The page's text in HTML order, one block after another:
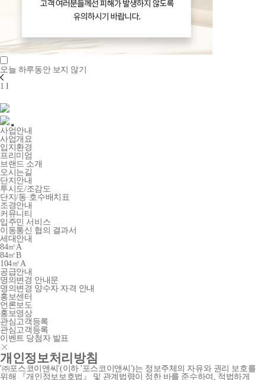
오늘 하루동안 보지 않기
1 I
사업안내
사업개요
입지환경
프리미엄
브랜드 소개
오시는길
단지안내
투시도/조감도
단지/동·호수배치표
조경안내
커뮤니티
입주민 서비스
이동통신 협의 결과서
세대안내
84㎡A
84㎡B
104㎡A
공급안내
명의변경 안내문
명의변경 양수자 자격 안내
홍보센터
언론보도
홍보영상
관심고객등록
관심고객등록
이벤트 당첨자 발표
개인정보처리방침
'㈜포스코이앤씨'(이하 '포스코이앤씨')는 정보주체의 자유와 권리 보호를
위해 『개인정보보호법』 및 관계법령이 정한 바를 준수하여, 적법하게